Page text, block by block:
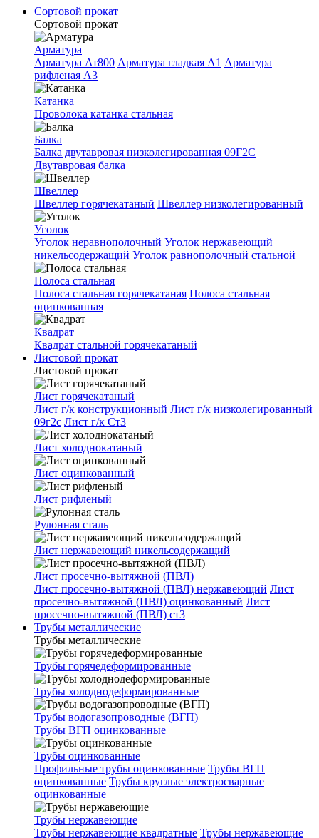
Сортовой прокат
Сортовой прокат
Арматура
Арматура Ат800 Арматура гладкая A1 Арматура
рифленая A3
Катанка
Проволока катанка стальная
Балка
Балка двутавровая низколегированная 09Г2С
Двутавровая балка
Швеллер
Швеллер горячекатаный Швеллер низколегированный
Уголок
Уголок неравнополочный Уголок нержавеющий
никельсодержащий Уголок равнополочный стальной
Полоса стальная
Полоса стальная горячекатаная Полоса стальная
оцинкованная
Квадрат
Квадрат стальной горячекатаный
Листовой прокат
Листовой прокат
Лист горячекатаный
Лист г/к конструкционный Лист г/к низколегированный
09г2с Лист г/к Ст3
Лист холоднокатаный
Лист оцинкованный
Лист рифленый
Рулонная сталь
Лист нержавеющий никельсодержащий
Лист просечно-вытяжной (ПВЛ)
Лист просечно-вытяжной (ПВЛ) нержавеющий Лист
просечно-вытяжной (ПВЛ) оцинкованный Лист
просечно-вытяжной (ПВЛ) ст3
Трубы металлические
Трубы металлические
Трубы горячедеформированные
Трубы холоднодеформированные
Трубы водогазопроводные (ВГП)
Трубы ВГП оцинкованные
Трубы оцинкованные
Профильные трубы оцинкованные Трубы ВГП
оцинкованные Трубы круглые электросварные
оцинкованные
Трубы нержавеющие
Трубы нержавеющие квадратные Трубы нержавеющие